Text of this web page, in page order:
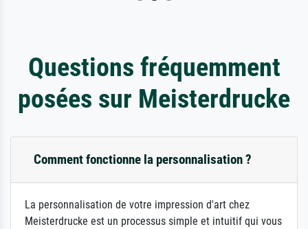
Questions fréquemment
posées sur Meisterdrucke
Comment fonctionne la personnalisation ?
La personnalisation de votre impression d'art chez
Meisterdrucke est un processus simple et intuitif qui vous